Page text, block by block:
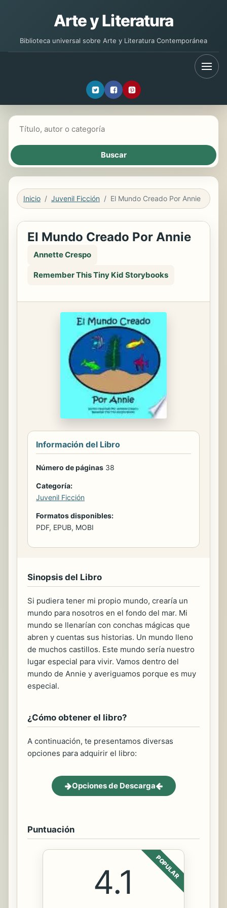
Arte y Literatura
Biblioteca universal sobre Arte y Literatura Contemporánea
Inicio Juvenil Ficción El Mundo Creado Por Annie
El Mundo Creado Por Annie
Annette Crespo
Remember This Tiny Kid Storybooks
Información del Libro
Número de páginas 38
Categoría:
Juvenil Ficción
Formatos disponibles:
PDF, EPUB, MOBI
Sinopsis del Libro
Si pudiera tener mi propio mundo, crearía un
mundo para nosotros en el fondo del mar. Mi
mundo se llenarían con conchas mágicas que
abren y cuentas sus historias. Un mundo lleno
de muchos castillos. Este mundo sería nuestro
lugar especial para vivir. Vamos dentro del
mundo de Annie y averiguamos porque es muy
especial.
¿Cómo obtener el libro?
A continuación, te presentamos diversas
opciones para adquirir el libro:
Opciones de Descarga
Puntuación
POPULAR
4.1